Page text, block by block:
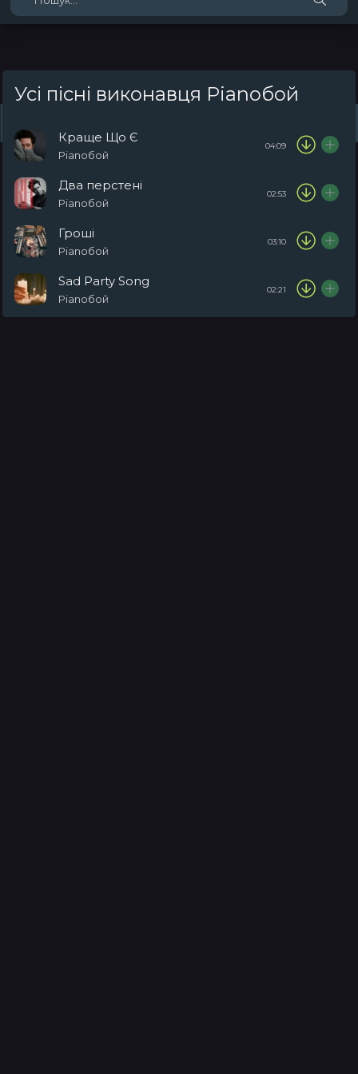
Жанри
Усі пісні виконавця Pianoбой
Краще Що Є
Pianoбой
04:09
Два перстені
Pianoбой
02:53
Гроші
Pianoбой
03:10
Sad Party Song
Pianoбой
02:21